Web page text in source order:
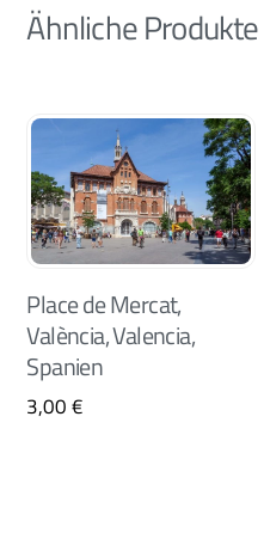
Ähnliche Produkte
Place de Mercat,
València, Valencia,
Spanien
3,00€